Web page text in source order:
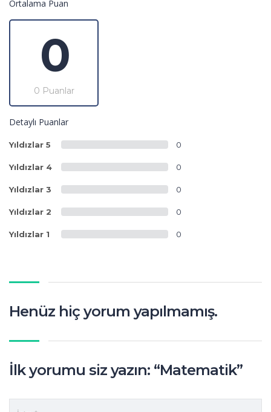
Ortalama Puan
0
0 Puanlar
Detaylı Puanlar
Yıldızlar 5 0
Yıldızlar 4 0
Yıldızlar 3 0
Yıldızlar 2 0
Yıldızlar 1 0
Henüz hiç yorum yapılmamış.
İlk yorumu siz yazın: “Matematik”